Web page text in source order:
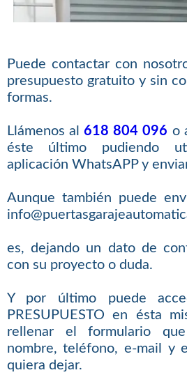
Puede contactar con
presupuesto gratuito y sin
formas.
Llámenos al618 804 096 o
éste último pudiendo
aplicación WhatsAPP y
Aunque también puede
es, dejando un dato de
con su proyecto o duda.
Y por último puede
PRESUPUESTO en ésta
rellenar el formulario
nombre, teléfono, e-mail y
quiera dejar.